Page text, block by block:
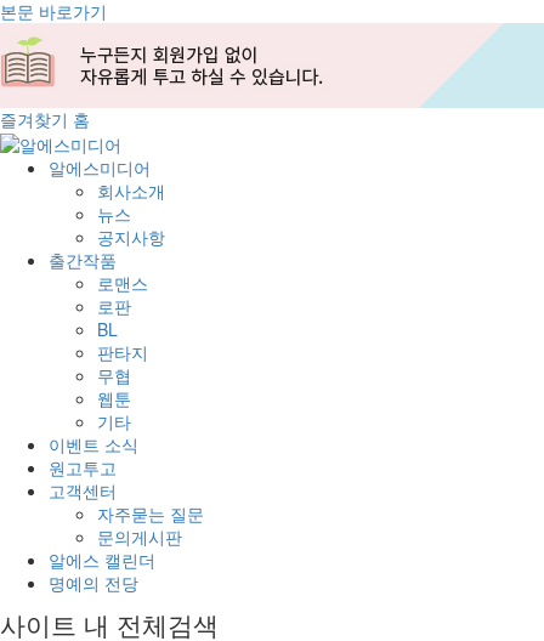
본문 바로가기
즐겨찾기 홈
알에스미디어
회사소개
뉴스
공지사항
출간작품
로맨스
로판
BL
판타지
무협
웹툰
기타
이벤트 소식
원고투고
고객센터
자주묻는 질문
문의게시판
알에스 캘린더
명예의 전당
사이트 내 전체검색